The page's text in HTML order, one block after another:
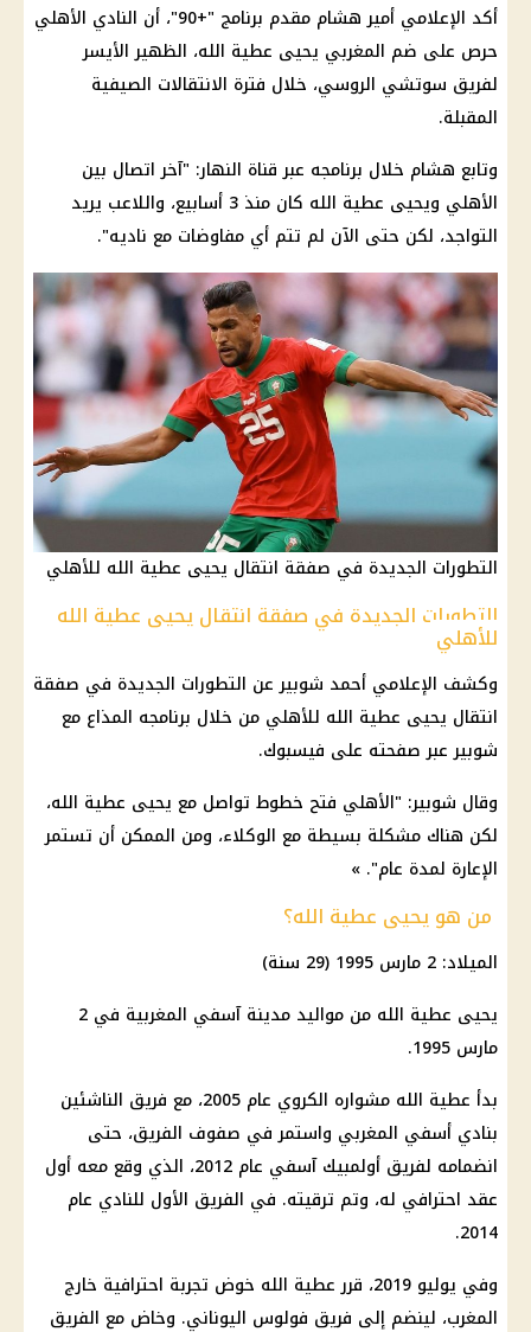
أكد الإعلامي أمير هشام مقدم برنامج "+90"، أن النادي الأهلي
حرص على ضم المغربي يحيى عطية الله، الظهير الأيسر
لفريق سوتشي الروسي، خلال فترة الانتقالات الصيفية
المقبلة.
وتابع هشام خلال برنامجه عبر قناة النهار: "آخر اتصال بين
الأهلي ويحيى عطية الله كان منذ 3 أسابيع، واللاعب يريد
التواجد، لكن حتى الآن لم تتم أي مفاوضات مع ناديه".
التطورات الجديدة في صفقة انتقال يحيى عطية الله للأهلي
التطورات الجديدة في صفقة انتقال يحيى عطية الله
للأهلي
وكشف الإعلامي أحمد شوبير عن التطورات الجديدة في صفقة
انتقال يحيى عطية الله للأهلي من خلال برنامجه المذاع مع
شوبير عبر صفحته على فيسبوك.
وقال شوبير: "الأهلي فتح خطوط تواصل مع يحيى عطية الله،
لكن هناك مشكلة بسيطة مع الوكلاء، ومن الممكن أن تستمر
الإعارة لمدة عام". »
من هو يحيى عطية الله؟
الميلاد: 2 مارس 1995 (29 سنة)
يحيى عطية الله من مواليد مدينة آسفي المغربية في 2
مارس 1995.
بدأ عطية الله مشواره الكروي عام 2005، مع فريق الناشئين
بنادي أسفي المغربي واستمر في صفوف الفريق، حتى
انضمامه لفريق أولمبيك آسفي عام 2012، الذي وقع معه أول
عقد احترافي له، وتم ترقيته. في الفريق الأول للنادي عام
2014.
وفي يوليو 2019، قرر عطية الله خوض تجربة احترافية خارج
المغرب، لينضم إلى فريق فولوس اليوناني. وخاض مع الفريق